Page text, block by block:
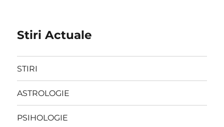
Stiri Actuale
STIRI
ASTROLOGIE
PSIHOLOGIE